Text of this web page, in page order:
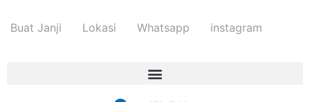
Buat Janji Lokasi Whatsapp instagram